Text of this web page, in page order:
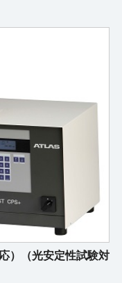
）（光安定性試験対